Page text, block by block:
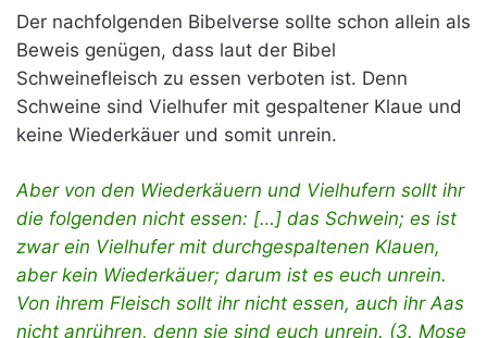
Der nachfolgenden Bibelverse sollte schon allein als
Beweis genügen, dass laut der Bibel
Schweinefleisch zu essen verboten ist. Denn
Schweine sind Vielhufer mit gespaltener Klaue und
keine Wiederkäuer und somit unrein.
Aber von den Wiederkäuern und Vielhufern sollt ihr
die folgenden nicht essen: […] das Schwein; es ist
zwar ein Vielhufer mit durchgespaltenen Klauen,
aber kein Wiederkäuer; darum ist es euch unrein.
Von ihrem Fleisch sollt ihr nicht essen, auch ihr Aas
nicht anrühren, denn sie sind euch unrein. (3. Mose